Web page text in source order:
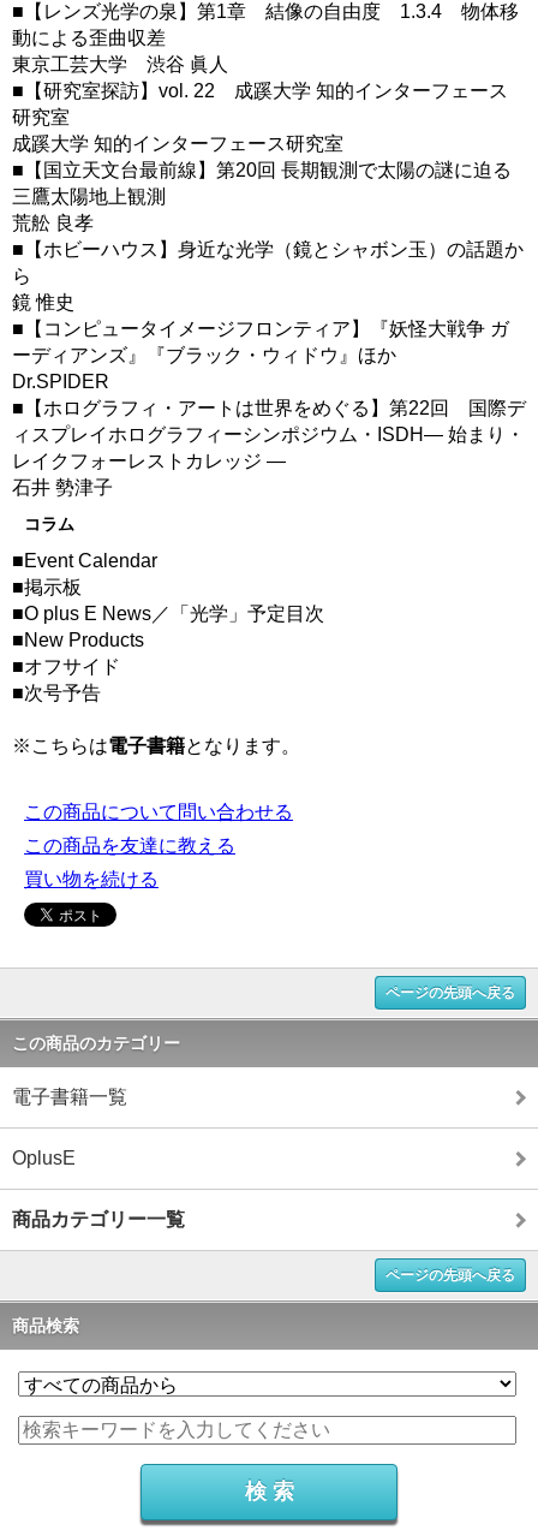
■【レンズ光学の泉】第1章 結像の自由度 1.3.4 物体移
動による歪曲収差
東京工芸大学 渋谷 眞人
■【研究室探訪】vol. 22 成蹊大学 知的インターフェース
研究室
成蹊大学 知的インターフェース研究室
■【国立天文台最前線】第20回 長期観測で太陽の謎に迫る
三鷹太陽地上観測
荒舩 良孝
■【ホビーハウス】身近な光学（鏡とシャボン玉）の話題か
ら
鏡 惟史
■【コンピュータイメージフロンティア】『妖怪大戦争 ガ
ーディアンズ』『ブラック・ウィドウ』ほか
Dr.SPIDER
■【ホログラフィ・アートは世界をめぐる】第22回 国際デ
ィスプレイホログラフィーシンポジウム・ISDH― 始まり・
レイクフォーレストカレッジ ―
石井 勢津子
コラム
■Event Calendar
■掲示板
■O plus E News／「光学」予定目次
■New Products
■オフサイド
■次号予告
※こちらは電子書籍となります。
この商品について問い合わせる
この商品を友達に教える
買い物を続ける
ページの先頭へ戻る
この商品のカテゴリー
電子書籍一覧
OplusE
商品カテゴリー一覧
ページの先頭へ戻る
商品検索